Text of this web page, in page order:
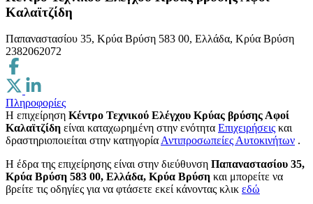
Καλαϊτζίδη
Παπαναστασίου 35, Κρύα Βρύση 583 00, Ελλάδα, Κρύα Βρύση
2382062072
Πληροφορίες
Η επιχείρηση Κέντρο Τεχνικού Ελέγχου Κρύας βρύσης Αφοί
Καλαϊτζίδη είναι καταχωρημένη στην ενότητα Επιχειρήσεις και
δραστηριοποιείται στην κατηγορίαΑντιπροσωπείες Αυτοκινήτων .
H έδρα της επιχείρησης είναι στην διεύθυνση Παπαναστασίου 35,
Κρύα Βρύση 583 00, Ελλάδα, Κρύα Βρύση και μπορείτε να
βρείτε τις οδηγίες για να φτάσετε εκεί κάνοντας κλικ εδώ